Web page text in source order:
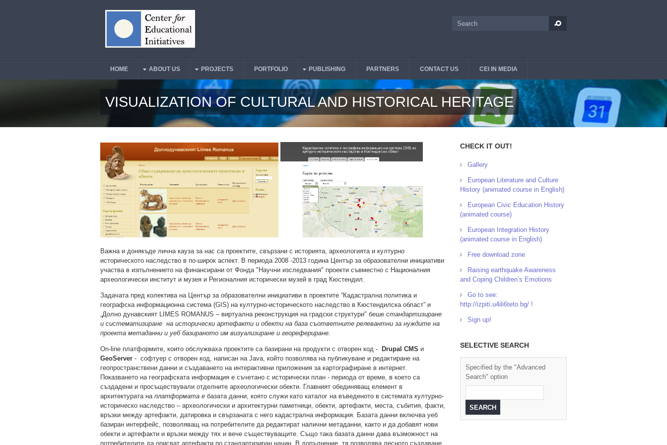
Search
Main Menu
HOME ABOUT US PROJECTS PORTFOLIO PUBLISHING PARTNERS CONTACT US CEI IN MEDIA
VISUALIZATION OF CULTURAL AND HISTORICAL HERITAGE
Важна и донякъде лична кауза за нас са проектите, свързани с историята, археологията и културно
историческото наследство в по-широк аспект. В периода 2008 -2013 година Център за образователни инициативи
участва в изпълнението на финансирани от Фонда "Научни изследвания" проекти съвместно с Националния
археологически институт и музея и Регионалния исторически музей в град Кюстендил.
Задачата пред колектива на Център за образователни инициативи в проектите “Кадастрална политика и
географска информационна система (GIS) на културно-историческото наследство в Кюстендилска област” и
„Долно дунавският LIMES ROMANUS – виртуална реконструкция на градски структури" беше стандартизиране
и систематизиране на исторически артефакти и обекти на база съответните релевантни за нуждите на
проекта метаданни и уеб базираното им визуализиране и георефериране.
On-line платформите, които обслужваха проектите са базирани на продукти с отворен код - Drupal CMS и
GeoServer - софтуер с отворен код, написан на Java, който позволява на публикуване и редактиране на
геопространствени данни и създаването на интерактивни приложения за картографиране в интернет.
Показването на географската информация е съчетано с исторически план - периода от време, в което са
създадени и просъществували отделните археологически обекти. Главният обединяващ елемент в
архитектурата на платформата e базата данни, която служи като каталог на въведеното в системата културно-
историческо наследство – археологически и архитектурни паметници, обекти, артефакти, места, събития, факти,
връзки между артефакти, датировка и свързаната с него кадастрална информация. Базата данни включва уеб
базиран интерфейс, позволяващ на потребителите да редактират налични метаданни, както и да добавят нови
обекти и артефакти и връзки между тях и вече съществуващите. Също така базата данни дава възможност на
потребителите да описват артефакти по стандартизиран начин. В допълнение, тя позволява лесното създаване
CHECK IT OUT!
Gallery
European Literature and Culture
History (animated course in English)
European Civic Education History
(animated course)
European Integration History
(animated course in English)
Free download zone
Raising earthquake Awareness
and Coping Children’s Emotions
Go to see:
http://izpiti.u4ili6teto.bg/ !
Sign up!
SELECTIVE SEARCH
Specified by the "Advanced
Search" option